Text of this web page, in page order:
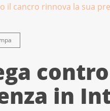
il cancro rinnova la sua
in